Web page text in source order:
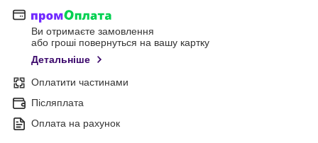
Ви отримаєте замовлення
або гроші повернуться на вашу картку
Детальніше
Оплатити частинами
Післяплата
Оплата на рахунок